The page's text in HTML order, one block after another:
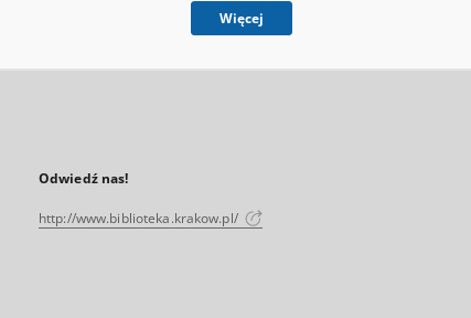
Więcej
Odwiedź nas!
http://www.biblioteka.krakow.pl/